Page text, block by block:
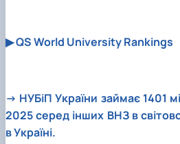
▶QS World University Rankings
→ НУБіП України займає 1401
2025 серед інших ВНЗ в
в Україні.